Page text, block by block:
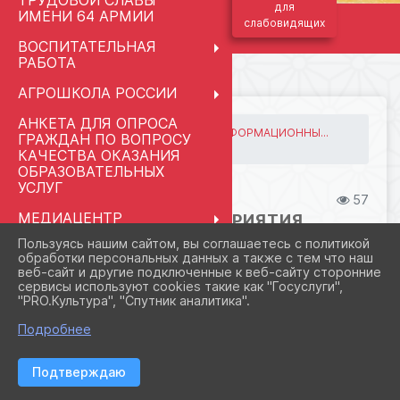
ИМЕНИ 64 АРМИИ
ВОСПИТАТЕЛЬНАЯ
РАБОТА
АГРОШКОЛА РОССИИ
АНКЕТА ДЛЯ ОПРОСА
ГРАЖДАН ПО ВОПРОСУ
КАЧЕСТВА ОКАЗАНИЯ
ОБРАЗОВАТЕЛЬНЫХ
УСЛУГ
МЕДИАЦЕНТР
"КЛАССНАЯ ШКОЛА.RU"
ПРАВОПРИМЕНИТЕЛЬНЫЕ
ПРОЦЕДУРЫ
СВЕДЕНИЯ ОБ
ОРГАНИЗАЦИИ ОТДЫХА
ОЗДОРОВЛЕНИЯ
ПЕДАГОГАМ И
для
слабовидящих
ГЛАВНАЯ ⋮ ШКОЛЬНЫЙ ИНФОРМАЦИОННЫ...
фото и мероприятия
57
ФОТО И МЕРОПРИЯТИЯ
Пользуясь нашим сайтом, вы соглашаетесь с политикой
обработки персональных данных а также с тем что наш
веб-сайт и другие подключенные к веб-сайту сторонние
сервисы используют cookies такие как "Госуслуги",
"PRO.Культура", "Спутник аналитика".
Подробнее
Подтверждаю